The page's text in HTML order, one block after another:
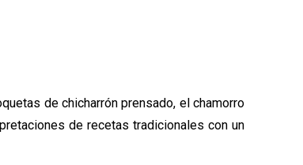
de chicharrón prensado, el chamorro
de recetas tradicionales con un